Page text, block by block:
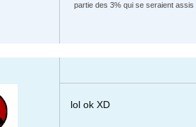
partie des 3% qui se seraient
lol ok XD